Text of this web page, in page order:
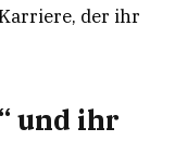
der ihr
und ihr